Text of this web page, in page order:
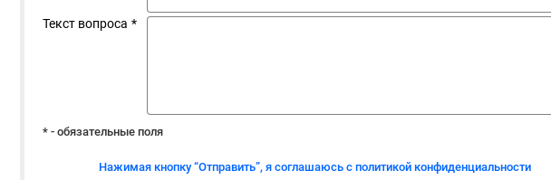
Текст вопроса *
* - обязательные поля
Нажимая кнопку “Отправить”, я соглашаюсь с политикой конфиденциальности